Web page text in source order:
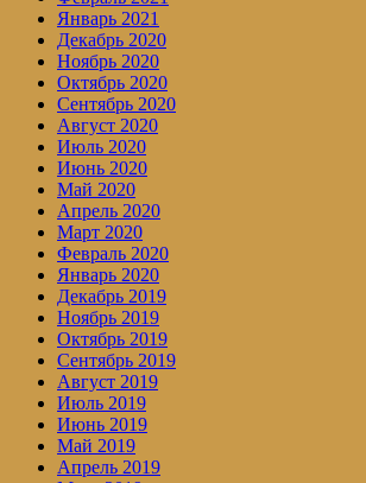
Январь 2021
Декабрь 2020
Ноябрь 2020
Октябрь 2020
Сентябрь 2020
Август 2020
Июль 2020
Июнь 2020
Май 2020
Апрель 2020
Март 2020
Февраль 2020
Январь 2020
Декабрь 2019
Ноябрь 2019
Октябрь 2019
Сентябрь 2019
Август 2019
Июль 2019
Июнь 2019
Май 2019
Апрель 2019